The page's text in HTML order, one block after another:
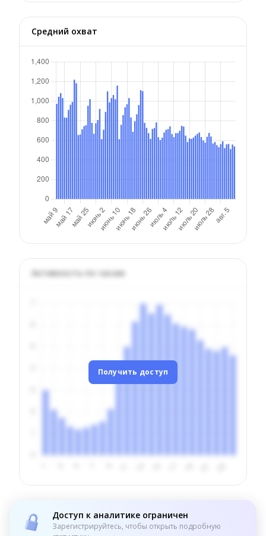
Средний охват
Активность по часам
Получить доступ
Доступ к аналитике ограничен
Зарегистрируйтесь, чтобы открыть подробную